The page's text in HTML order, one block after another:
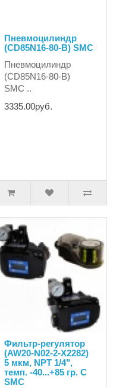
Пневмоцилиндр
(CD85N16-80-B) SMC
Пневмоцилиндр
(CD85N16-80-B)
SMC ..
3335.00руб.
Фильтр-регулятор
(AW20-N02-2-X2282)
5 мкм, NPT 1/4",
темп. -40...+85 гр. С
SMC